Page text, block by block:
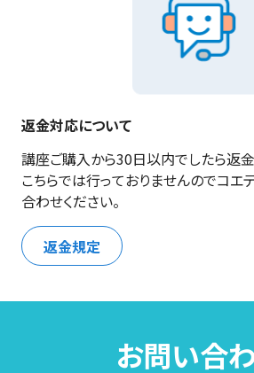
返金対応について
講座ご購入から30日以内でしたら返
こちらでは行っておりませんのでコエ
合わせください。
返金規定
お問い合